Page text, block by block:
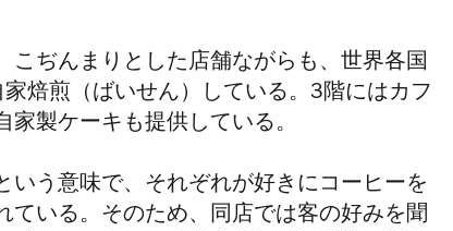
こぢんまりとした店舗ながらも、世界各国
焙煎（ばいせん）している。3階にはカフ
製ケーキも提供している。
いう意味で、それぞれが好きにコーヒーを
ている。そのため、同店では客の好みを聞